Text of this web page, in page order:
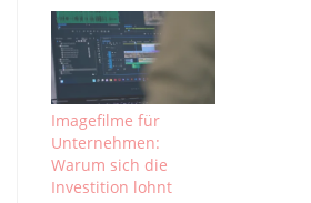
Imagefilme für
Unternehmen:
Warum sich die
Investition lohnt